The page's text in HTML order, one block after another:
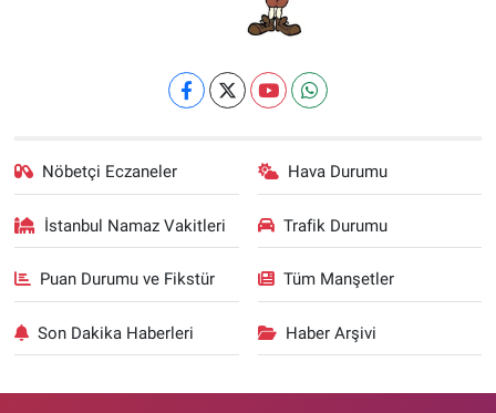
Nöbetçi Eczaneler Hava Durumu
İstanbul Namaz Vakitleri Trafik Durumu
Puan Durumu ve Fikstür Tüm Manşetler
Son Dakika Haberleri Haber Arşivi